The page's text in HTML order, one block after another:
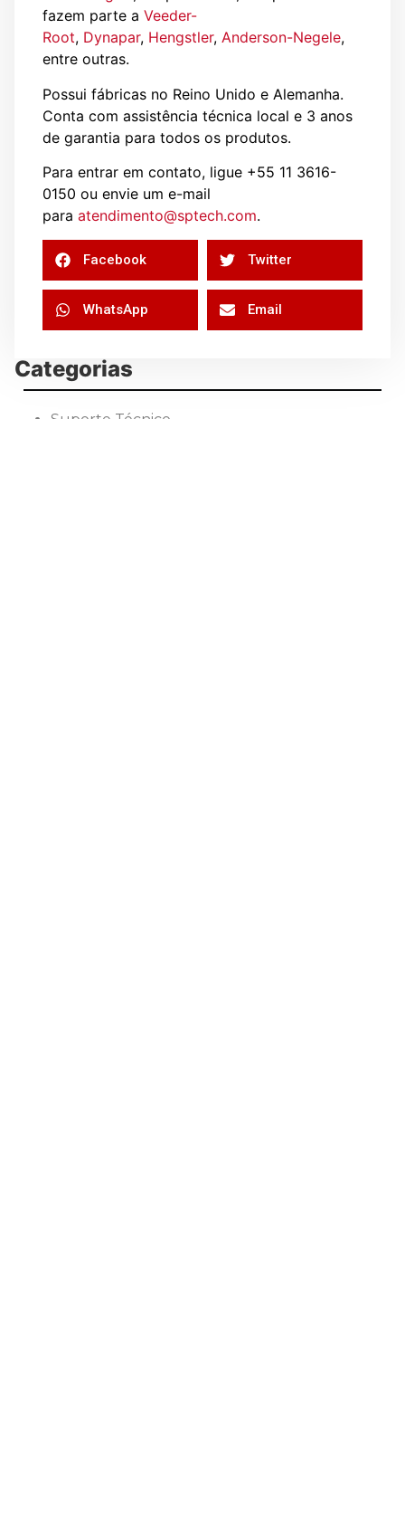
fazem parte a Veeder-
Root, Dynapar, Hengstler, Anderson-Negele,
entre outras.
Possui fábricas no Reino Unido e Alemanha.
Conta com assistência técnica local e 3 anos
de garantia para todos os produtos.
Para entrar em contato, ligue +55 11 3616-
0150 ou envie um e-mail
para atendimento@sptech.com.
Facebook Twitter
WhatsApp Email
Categorias
Suporte Técnico